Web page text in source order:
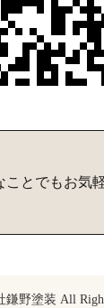
とでもお気
野塗装 All